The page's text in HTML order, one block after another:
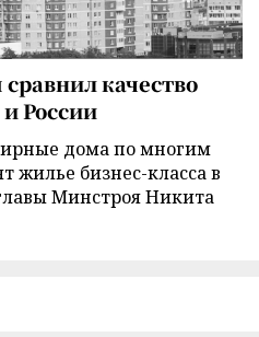
качество
России
дома по многим
жилье бизнес-класса в
Минстроя Никита